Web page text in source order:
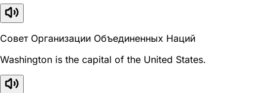
Совет Организации Объединенных Наций
Washington is the capital of the United States.